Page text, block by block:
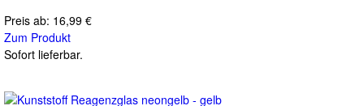
Preis ab: 16,99 €
Zum Produkt
Sofort lieferbar.